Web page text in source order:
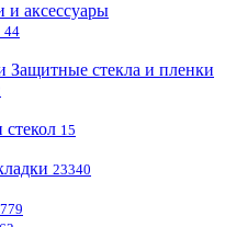
и аксессуары
44
Защитные стекла и пленки
15
23340